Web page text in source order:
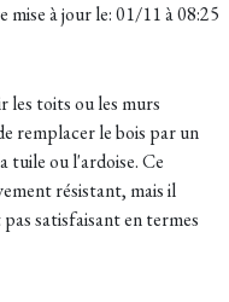
mise à jour le:01/11 à 08:25
les toits ou les murs
remplacer le bois par un
tuile ou l'ardoise. Ce
résistant, mais il
satisfaisant en termes